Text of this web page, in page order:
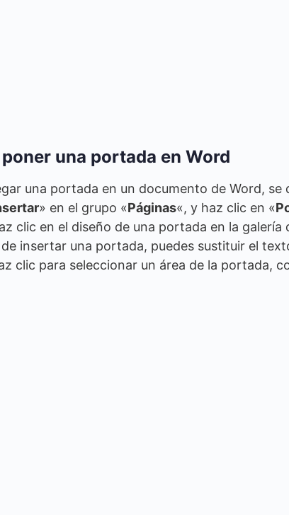
una portada en Word
una portada en un documento de Word, se
» en el grupo «Páginas«, y haz clic en «
clic en el diseño de una portada en la galería
de insertar una portada, puedes sustituir el
clic para seleccionar un área de la portada,